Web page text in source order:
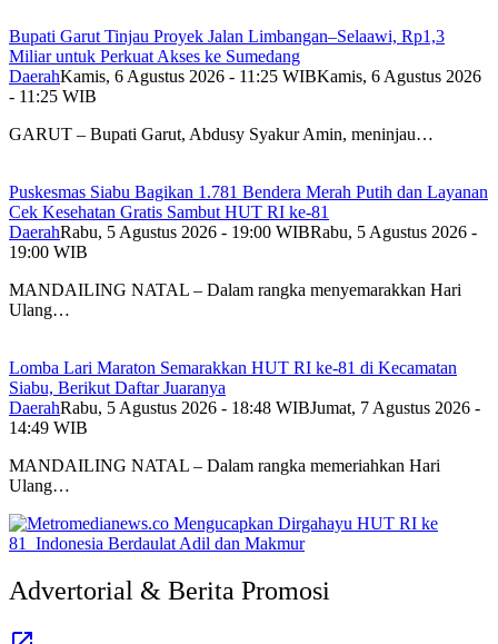
Bupati Garut Tinjau Proyek Jalan Limbangan–Selaawi, Rp1,3
Miliar untuk Perkuat Akses ke Sumedang
DaerahKamis, 6 Agustus 2026 - 11:25 WIBKamis, 6 Agustus 2026
- 11:25 WIB
GARUT – Bupati Garut, Abdusy Syakur Amin, meninjau…
Puskesmas Siabu Bagikan 1.781 Bendera Merah Putih dan Layanan
Cek Kesehatan Gratis Sambut HUT RI ke-81
DaerahRabu, 5 Agustus 2026 - 19:00 WIBRabu, 5 Agustus 2026 -
19:00 WIB
MANDAILING NATAL – Dalam rangka menyemarakkan Hari
Ulang…
Lomba Lari Maraton Semarakkan HUT RI ke-81 di Kecamatan
Siabu, Berikut Daftar Juaranya
DaerahRabu, 5 Agustus 2026 - 18:48 WIBJumat, 7 Agustus 2026 -
14:49 WIB
MANDAILING NATAL – Dalam rangka memeriahkan Hari
Ulang…
Advertorial & Berita Promosi